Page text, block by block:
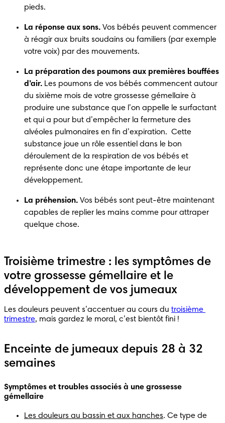
pieds.
La réponse aux sons. Vos bébés peuvent commencer
à réagir aux bruits soudains ou familiers (par exemple
votre voix) par des mouvements.
La préparation des poumons aux premières bouffées
d’air. Les poumons de vos bébés commencent autour
du sixième mois de votre grossesse gémellaire à
produire une substance que l’on appelle le surfactant
et qui a pour but d’empêcher la fermeture des
alvéoles pulmonaires en fin d’expiration.  Cette
substance joue un rôle essentiel dans le bon
déroulement de la respiration de vos bébés et
représente donc une étape importante de leur
développement.
La préhension. Vos bébés sont peut-être maintenant
capables de replier les mains comme pour attraper
quelque chose.
Troisième trimestre : les symptômes de
votre grossesse gémellaire et le
développement de vos jumeaux
Les douleurs peuvent s’accentuer au cours du troisième
trimestre, mais gardez le moral, c’est bientôt fini !
Enceinte de jumeaux depuis 28 à 32
semaines
Symptômes et troubles associés à une grossesse
gémellaire
Les douleurs au bassin et aux hanches. Ce type de